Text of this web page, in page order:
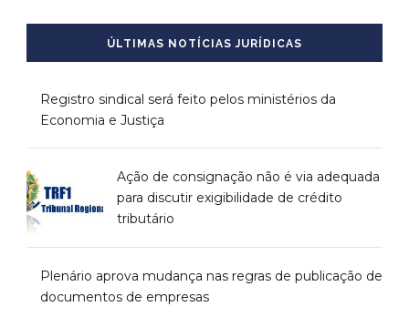
ÚLTIMAS NOTÍCIAS JURÍDICAS
Registro sindical será feito pelos ministérios da
Economia e Justiça
Ação de consignação não é via adequada
para discutir exigibilidade de crédito
tributário
Plenário aprova mudança nas regras de publicação de
documentos de empresas